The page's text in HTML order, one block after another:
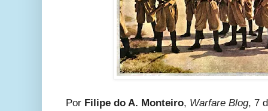
Por Filipe do A. Monteiro, Warfare Blog, 7